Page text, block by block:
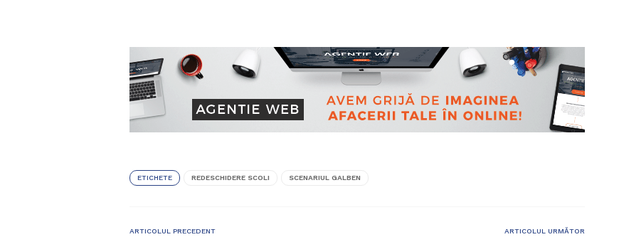
ETICHETE REDESCHIDERE SCOLI SCENARIUL GALBEN
ARTICOLUL PRECEDENT ARTICOLUL URMĂTOR